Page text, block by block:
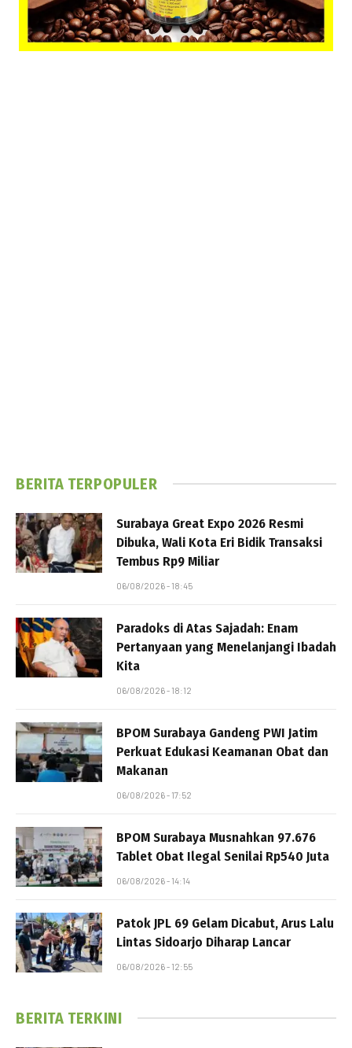
BERITA TERPOPULER
Surabaya Great Expo 2026 Resmi
Dibuka, Wali Kota Eri Bidik Transaksi
Tembus Rp9 Miliar
06/08/2026 - 18:45
Paradoks di Atas Sajadah: Enam
Pertanyaan yang Menelanjangi Ibadah
Kita
06/08/2026 - 18:12
BPOM Surabaya Gandeng PWI Jatim
Perkuat Edukasi Keamanan Obat dan
Makanan
06/08/2026 - 17:52
BPOM Surabaya Musnahkan 97.676
Tablet Obat Ilegal Senilai Rp540 Juta
06/08/2026 - 14:14
Patok JPL 69 Gelam Dicabut, Arus Lalu
Lintas Sidoarjo Diharap Lancar
06/08/2026 - 12:55
BERITA TERKINI